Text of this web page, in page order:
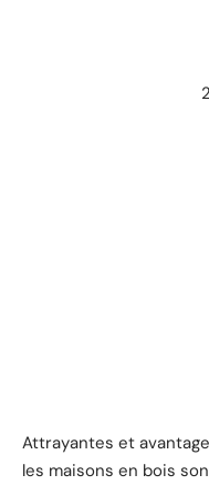
Attrayantes et
les maisons en bois